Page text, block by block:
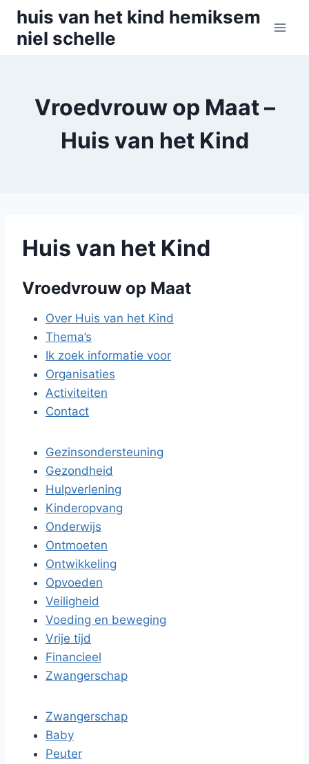
Skip
content
huis van het kind hemiksem
niel schelle
Vroedvrouw op Maat –
Huis van het Kind
Huis van het Kind
Vroedvrouw op Maat
Over Huis van het Kind
Thema’s
Ik zoek informatie voor
Organisaties
Activiteiten
Contact
Gezinsondersteuning
Gezondheid
Hulpverlening
Kinderopvang
Onderwijs
Ontmoeten
Ontwikkeling
Opvoeden
Veiligheid
Voeding en beweging
Vrije tijd
Financieel
Zwangerschap
Zwangerschap
Baby
Peuter